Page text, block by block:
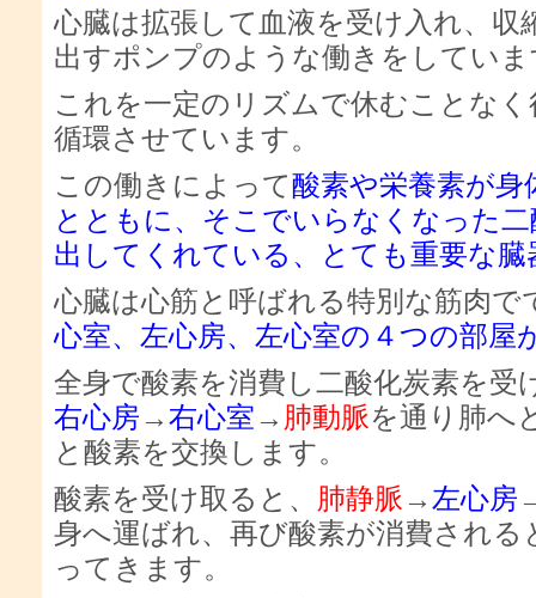
心臓は拡張して血液を受け入れ、収
出すポンプのような働きをしていま
これを一定のリズムで休むことな
循環させています。
この働きによって酸素や栄養素が
とともに、そこでいらなくなった
出してくれている、とても重要な臓
心臓は心筋と呼ばれる特別な筋肉で
心室、左心房、左心室の４つの部屋
全身で酸素を消費し二酸化炭素を受
右心房 →右心室 → 肺動脈を通り肺へ
と酸素を交換します。
酸素を受け取ると、 肺静脈 → 左心房
身へ運ばれ、再び酸素が消費される
ってきます。